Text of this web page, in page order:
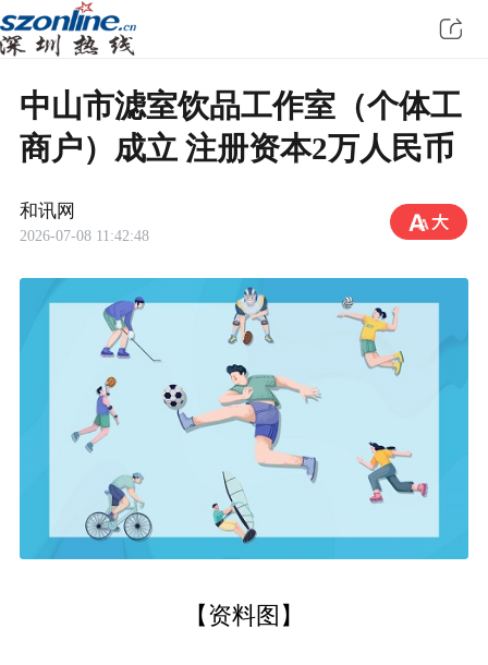
中山市滤室饮品工作室（个体工
商户）成立 注册资本2万人民币
和讯网
2026-07-08 11:42:48
【资料图】